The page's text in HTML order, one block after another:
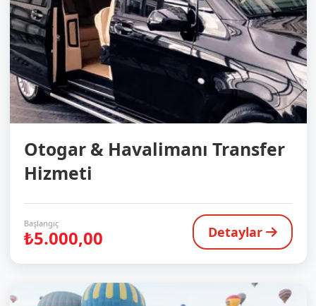
Otogar & Havalimanı Transfer
Hizmeti
Başlangıç
₺5.000,00 Detaylar